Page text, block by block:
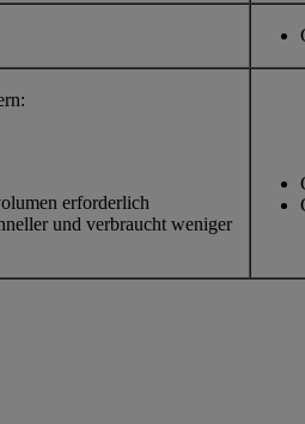
erforderlich
und verbraucht weniger